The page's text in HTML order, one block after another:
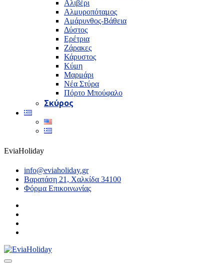
Αλιβέρι
Αλμυροπόταμος
Αμάρυνθος-Βάθεια
Δύστος
Ερέτρια
Ζάρακες
Κάρυστος
Κύμη
Μαρμάρι
Νέα Στύρα
Πόρτο Μπούφαλο
Σκύρος
EviaHoliday
info@eviaholiday.gr
Βαρατάση 21, Χαλκίδα 34100
Φόρμα Επικοινωνίας